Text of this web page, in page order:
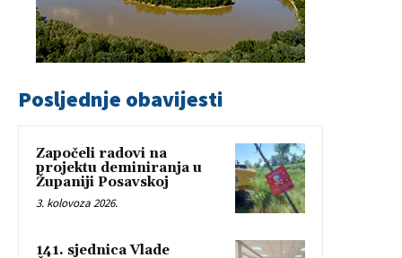
Posljednje obavijesti
Započeli radovi na
projektu deminiranja u
Županiji Posavskoj
3. kolovoza 2026.
141. sjednica Vlade